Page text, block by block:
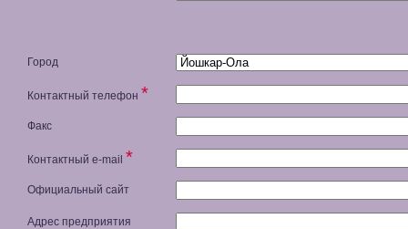
Город
Контактный телефон *
Факс
Контактный e-mail *
Официальный сайт
Адрес предприятия